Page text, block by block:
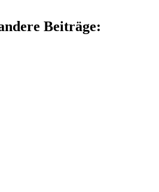
Beiträge: